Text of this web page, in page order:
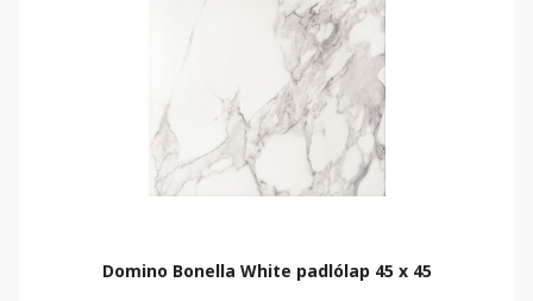
Domino Bonella White padlólap 45 x 45